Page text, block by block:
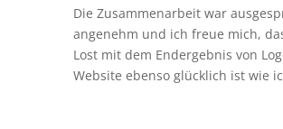
Die Zusammenarbeit war
angenehm und ich freue mich,
Lost mit dem Endergebnis von
Website ebenso glücklich ist wie